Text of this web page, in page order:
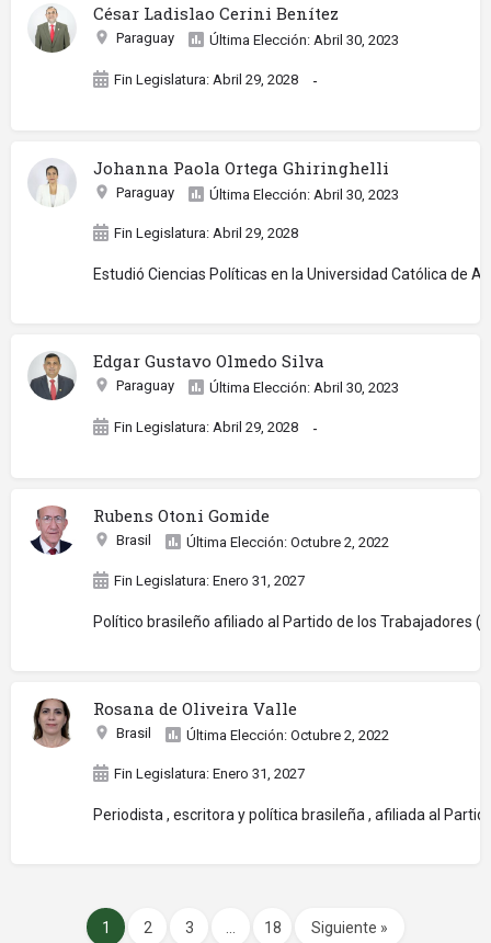
César Ladislao Cerini Benítez
Paraguay Última Elección: Abril 30, 2023
Fin Legislatura: Abril 29, 2028 -
Johanna Paola Ortega Ghiringhelli
Paraguay Última Elección: Abril 30, 2023
Fin Legislatura: Abril 29, 2028
Estudió Ciencias Políticas en la Universidad Católica de
Edgar Gustavo Olmedo Silva
Paraguay Última Elección: Abril 30, 2023
Fin Legislatura: Abril 29, 2028 -
Rubens Otoni Gomide
Brasil Última Elección: Octubre 2, 2022
Fin Legislatura: Enero 31, 2027
Político brasileño afiliado al Partido de los Trabajadores
Rosana de Oliveira Valle
Brasil Última Elección: Octubre 2, 2022
Fin Legislatura: Enero 31, 2027
Periodista , escritora y política brasileña , afiliada al
1 2 3 18 Siguiente »